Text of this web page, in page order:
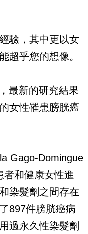
驗，其中更以女
超乎您的想像。
最新的研究結果
女性罹患膀胱癌
Gago-Domingue
者和健康女性進
染髮劑之間存在
897件膀胱癌病
過永久性染髮劑